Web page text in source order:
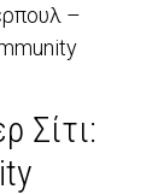
–
Σίτι: